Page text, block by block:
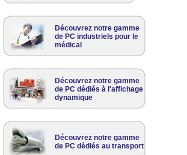
Découvrez notre gamme
de PC industriels pour le
médical
Découvrez notre gamme
de PC dédiés à l'affichage
dynamique
Découvrez notre gamme
de PC dédiés au transport